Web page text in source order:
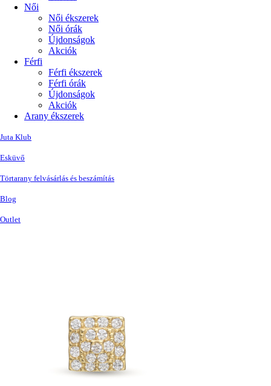
Női
Női ékszerek
Női órák
Újdonságok
Akciók
Férfi
Férfi ékszerek
Férfi órák
Újdonságok
Akciók
Arany ékszerek
Juta Klub
Esküvő
Törtarany felvásárlás és beszámítás
Blog
Outlet